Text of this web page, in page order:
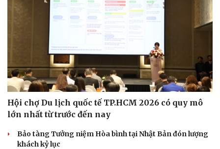
Di sản
Hội chợ Du lịch quốc tế TP.HCM 2026 có quy mô
lớn nhất từ trước đến nay
Bảo tàng Tưởng niệm Hòa bình tại Nhật Bản đón lượng
khách kỷ lục